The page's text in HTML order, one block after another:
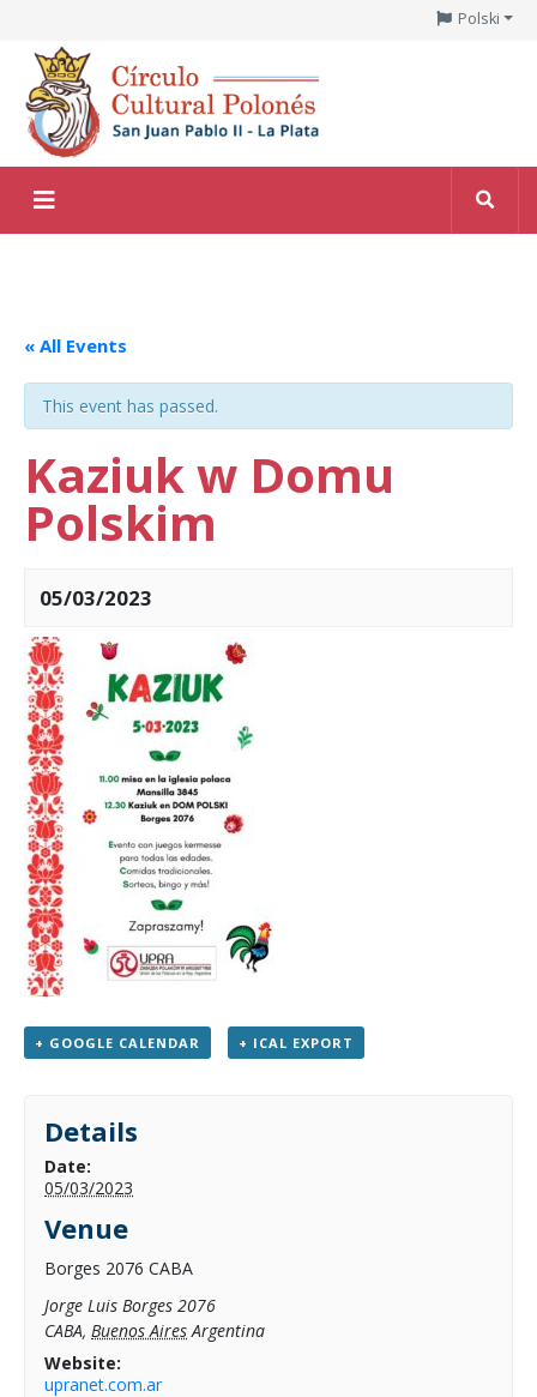
Polski
« All Events
This event has passed.
Kaziuk w Domu
Polskim
05/03/2023
+ GOOGLE CALENDAR + ICAL EXPORT
Details
Date:
05/03/2023
Venue
Borges 2076 CABA
Jorge Luis Borges 2076
CABA, Buenos Aires Argentina
Website:
upranet.com.ar